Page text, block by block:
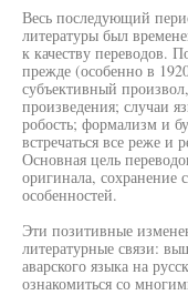
Весь последующий
литературы был
к качеству переводов.
прежде (особенно в
субъективный
произведения; случаи
робость; формализм и
встречаться все реже и
Основная цель
оригинала, сохранение
особенностей.
Эти позитивные
литературные связи:
аварского языка на
ознакомиться со